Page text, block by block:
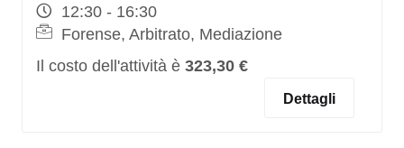
12:30 - 16:30
Forense, Arbitrato, Mediazione
Il costo dell'attività è 323,30 €
Dettagli